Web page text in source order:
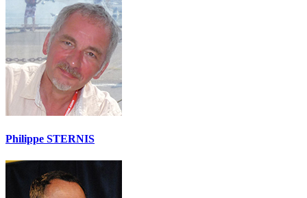
Philippe STERNIS